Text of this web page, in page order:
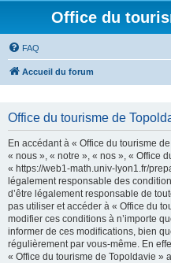
Office du
FAQ
Accueil du forum
Office du tourisme de
En accédant à « Office du tourisme
« nous », « notre », « nos », « Office
« https://web1-math.univ-lyon1.fr/
légalement responsable des
d’être légalement responsable de
pas utiliser et accéder à « Office du
modifier ces conditions à n’importe
informer de ces modifications, bien
régulièrement par vous-même. En
« Office du tourisme de Topoldavie »